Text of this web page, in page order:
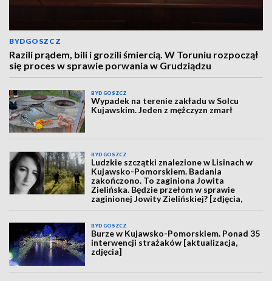
BYDGOSZCZ
Razili prądem, bili i grozili śmiercią. W Toruniu rozpoczął
się proces w sprawie porwania w Grudziądzu
BYDGOSZCZ
Wypadek na terenie zakładu w Solcu
Kujawskim. Jeden z mężczyzn zmarł
BYDGOSZCZ
Ludzkie szczątki znalezione w Lisinach w
Kujawsko-Pomorskiem. Badania
zakończono. To zaginiona Jowita
Zielińska. Będzie przełom w sprawie
zaginionej Jowity Zielińskiej? [zdjęcia,
wideo, aktualizacja]
BYDGOSZCZ
Burze w Kujawsko-Pomorskiem. Ponad 35
interwencji strażaków [aktualizacja,
zdjęcia]